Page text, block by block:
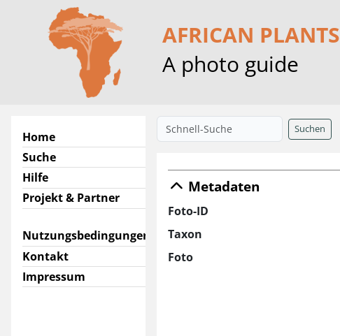
AFRICAN PLANTS
A photo guide
Home
Suche
Hilfe
Projekt & Partner
Nutzungsbedingungen
Kontakt
Impressum
Suchen
Metadaten
Foto-ID
Taxon
Foto